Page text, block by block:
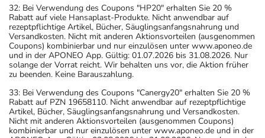
32: Bei Verwendung des Coupons "HP20" erhalten Sie 20 %
Rabatt auf viele Hansaplast-Produkte. Nicht anwendbar auf
rezeptpflichtige Artikel, Bücher, Säuglingsanfangsnahrung und
Versandkosten. Nicht mit anderen Aktionsvorteilen (ausgenommen
Coupons) kombinierbar und nur einzulösen unter www.aponeo.de
und in der APONEO App. Gültig: 01.07.2026 bis 31.08.2026. Nur
solange der Vorrat reicht. Wir behalten uns vor, die Aktion früher
zu beenden. Keine Barauszahlung.
33: Bei Verwendung des Coupons "Canergy20" erhalten Sie 20 %
Rabatt auf PZN 19658110. Nicht anwendbar auf rezeptpflichtige
Artikel, Bücher, Säuglingsanfangsnahrung und Versandkosten.
Nicht mit anderen Aktionsvorteilen (ausgenommen Coupons)
kombinierbar und nur einzulösen unter www.aponeo.de und in der